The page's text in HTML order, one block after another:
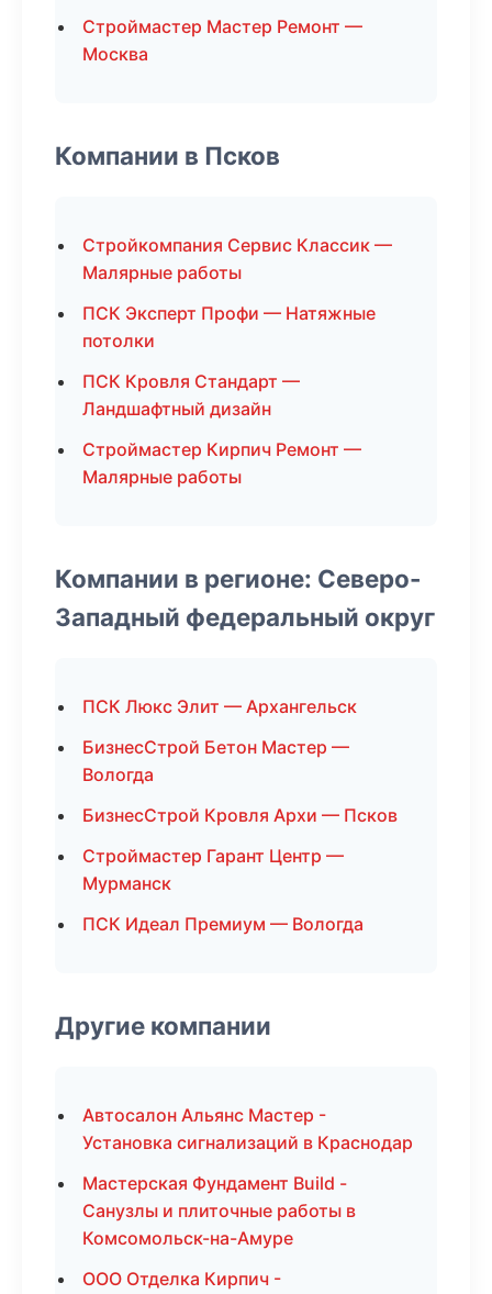
Строймастер Мастер Ремонт —
Москва
Компании в Псков
Стройкомпания Сервис Классик —
Малярные работы
ПСК Эксперт Профи — Натяжные
потолки
ПСК Кровля Стандарт —
Ландшафтный дизайн
Строймастер Кирпич Ремонт —
Малярные работы
Компании в регионе: Северо-
Западный федеральный округ
ПСК Люкс Элит — Архангельск
БизнесСтрой Бетон Мастер —
Вологда
БизнесСтрой Кровля Архи — Псков
Строймастер Гарант Центр —
Мурманск
ПСК Идеал Премиум — Вологда
Другие компании
Автосалон Альянс Мастер -
Установка сигнализаций в Краснодар
Мастерская Фундамент Build -
Санузлы и плиточные работы в
Комсомольск-на-Амуре
ООО Отделка Кирпич -